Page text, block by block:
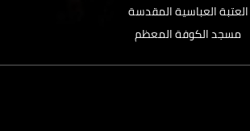
العتبة العباسية المقدسة
مسجد الكوفة المعظم